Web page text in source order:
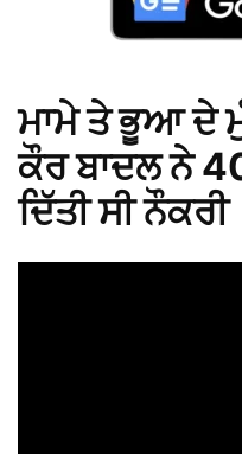
ਮਾਮੇ ਤੇ ਭੂਆ ਦੇ
ਕੌਰ ਬਾਦਲ ਨੇ
ਦਿੱਤੀ ਸੀ ਨੌਕਰੀ